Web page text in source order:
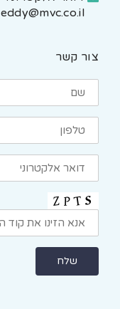
eddy@mvc.co.il
צור קשר